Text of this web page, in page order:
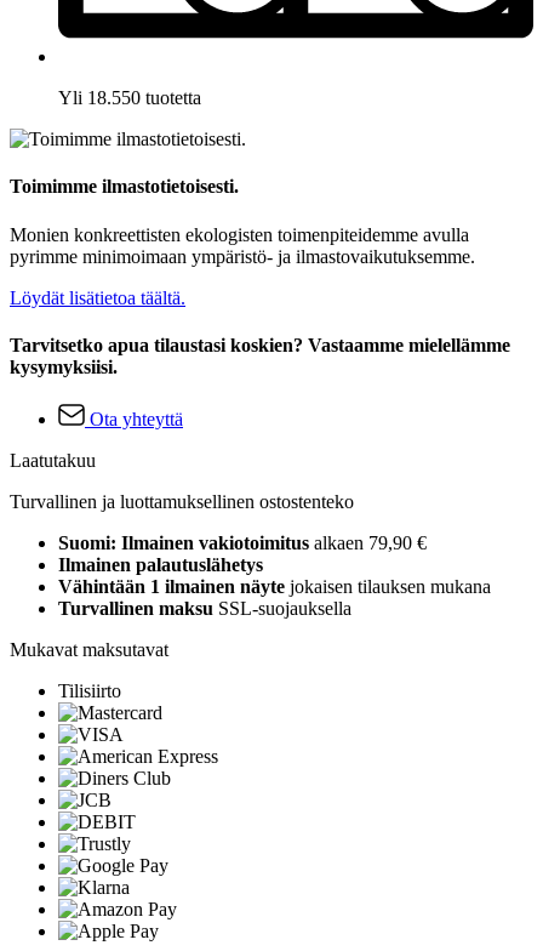
Yli 18.550 tuotetta
Toimimme ilmastotietoisesti.
Monien konkreettisten ekologisten toimenpiteidemme avulla
pyrimme minimoimaan ympäristö- ja ilmastovaikutuksemme.
Löydät lisätietoa täältä.
Tarvitsetko apua tilaustasi koskien? Vastaamme mielellämme
kysymyksiisi.
Ota yhteyttä
Laatutakuu
Turvallinen ja luottamuksellinen ostostenteko
Suomi: Ilmainen vakiotoimitus alkaen 79,90 €
Ilmainen palautuslähetys
Vähintään 1 ilmainen näyte jokaisen tilauksen mukana
Turvallinen maksu SSL-suojauksella
Mukavat maksutavat
Tilisiirto